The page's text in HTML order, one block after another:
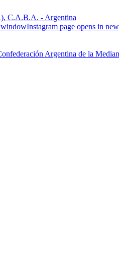
C.A.B.A. - Argentina
windowInstagram page opens in